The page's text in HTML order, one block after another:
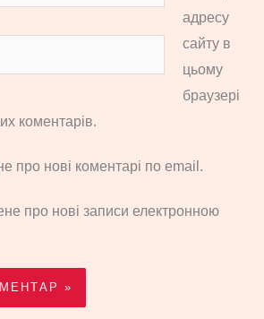
адресу
сайту в
цьому
браузері
коментарів.
про нові коментарі по email.
про нові записи електронною